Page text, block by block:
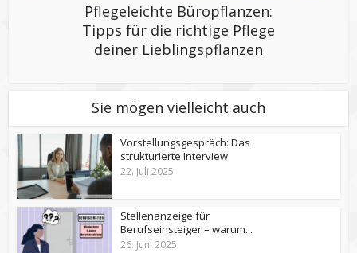
Pflegeleichte Büropflanzen:
Tipps für die richtige Pflege
deiner Lieblingspflanzen
Sie mögen vielleicht auch
Vorstellungsgespräch: Das
strukturierte Interview
22. Juli 2025
Stellenanzeige für
Berufseinsteiger – warum...
26. Juni 2025